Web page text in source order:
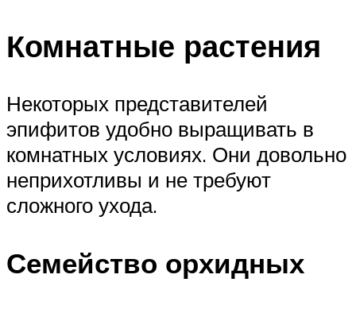
Комнатные растения
Некоторых представителей
эпифитов удобно выращивать в
комнатных условиях. Они довольно
неприхотливы и не требуют
сложного ухода.
Семейство орхидных